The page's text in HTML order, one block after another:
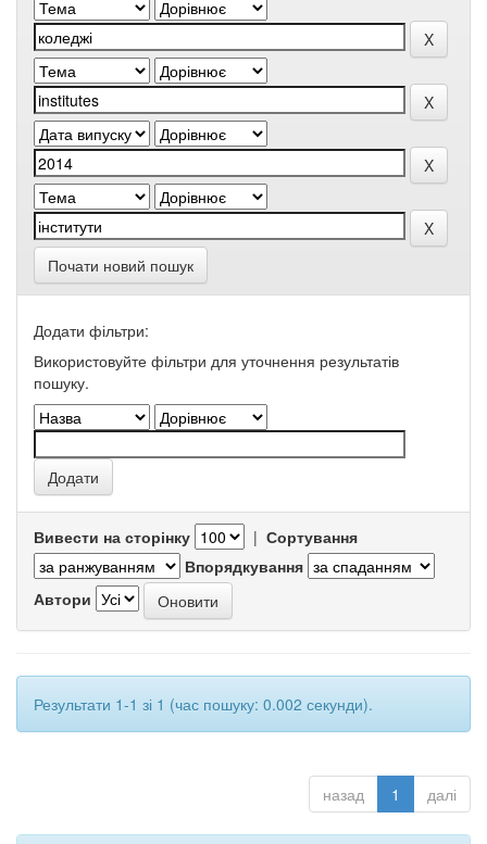
Почати новий пошук
Додати фільтри:
Використовуйте фільтри для уточнення результатів
пошуку.
Вивести на сторінку | Сортування
Впорядкування
Автори
Результати 1-1 зі 1 (час пошуку: 0.002 секунди).
назад 1 далі